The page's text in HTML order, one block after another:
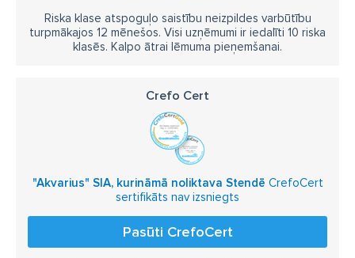
Riska klase atspoguļo saistību neizpildes varbūtību
turpmākajos 12 mēnešos. Visi uzņēmumi ir iedalīti 10 riska
klasēs. Kalpo ātrai lēmuma pieņemšanai.
Crefo Cert
"Akvarius" SIA, kurināmā noliktava Stendē CrefoCert
sertifikāts nav izsniegts
Pasūti CrefoCert